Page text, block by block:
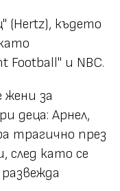
(Hertz), където
Football" и NBC.
жени за
деца: Арнел,
трагично през
след като се